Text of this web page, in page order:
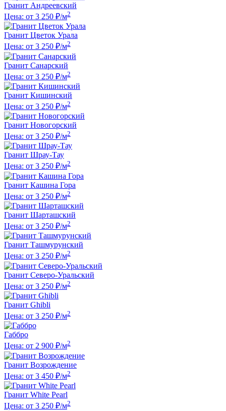
Гранит Андреевский
Цена: от 3 250 ₽/м2
Гранит Цветок Урала
Цена: от 3 250 ₽/м2
Гранит Санарский
Цена: от 3 250 ₽/м2
Гранит Кишинский
Цена: от 3 250 ₽/м2
Гранит Новогорский
Цена: от 3 250 ₽/м2
Гранит Шрау-Тау
Цена: от 3 250 ₽/м2
Гранит Кашина Гора
Цена: от 3 250 ₽/м2
Гранит Шарташский
Цена: от 3 250 ₽/м2
Гранит Ташмурунский
Цена: от 3 250 ₽/м2
Гранит Северо-Уральский
Цена: от 3 250 ₽/м2
Гранит Ghibli
Цена: от 3 250 ₽/м2
Габбро
Цена: от 2 900 ₽/м2
Гранит Возрождение
Цена: от 3 450 ₽/м2
Гранит White Pearl
Цена: от 3 250 ₽/м2